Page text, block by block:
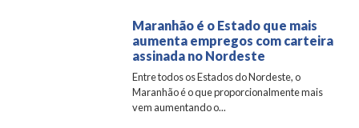
Maranhão é o Estado que mais
aumenta empregos com carteira
assinada no Nordeste
Entre todos os Estados do Nordeste, o
Maranhão é o que proporcionalmente mais
vem aumentando o...